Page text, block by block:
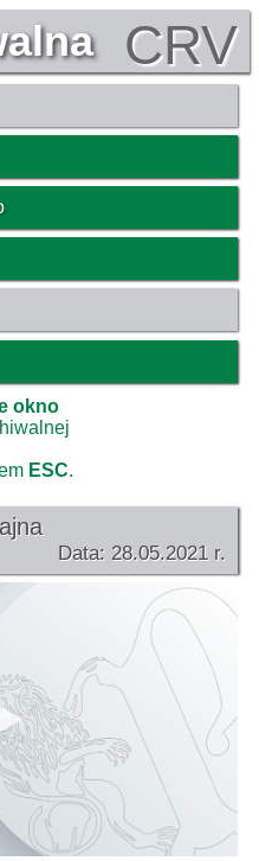
CRV
okno
ESC.
Data: 28.05.2021 r.